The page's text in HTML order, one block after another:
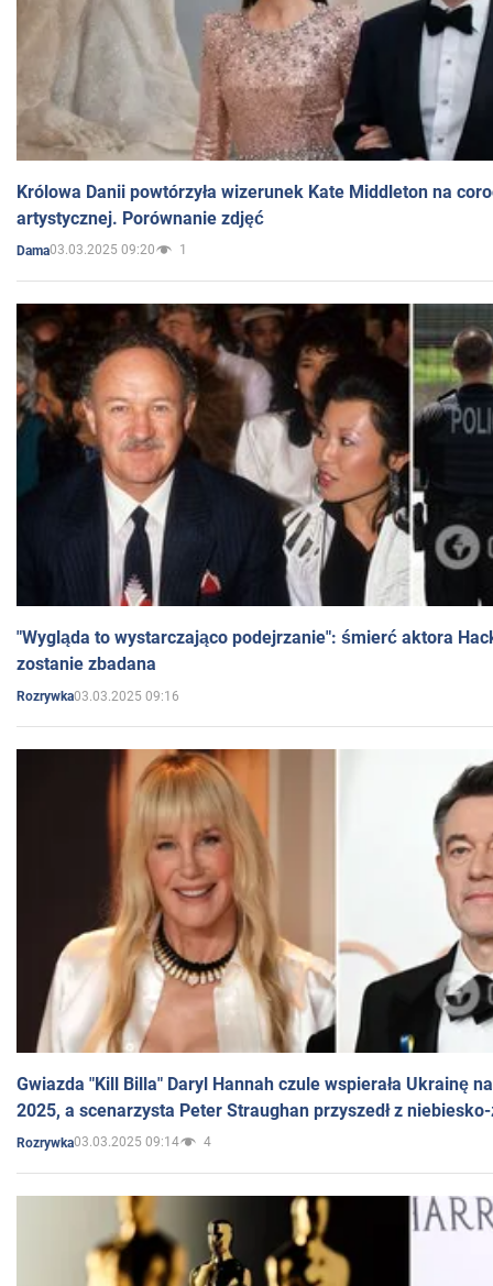
Królowa Danii powtórzyła wizerunek Kate Middleton na
artystycznej. Porównanie zdjęć
Dama03.03.2025 09:20 1
"Wygląda to wystarczająco podejrzanie": śmierć aktora
zostanie zbadana
Rozrywka03.03.2025 09:16
Gwiazda "Kill Billa" Daryl Hannah czule wspierała Ukrainę
2025, a scenarzysta Peter Straughan przyszedł z
Rozrywka03.03.2025 09:14 4